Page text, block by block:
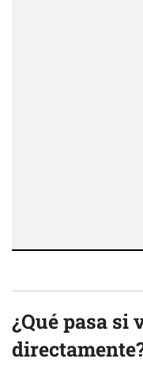
¿Qué pasa si
directamente